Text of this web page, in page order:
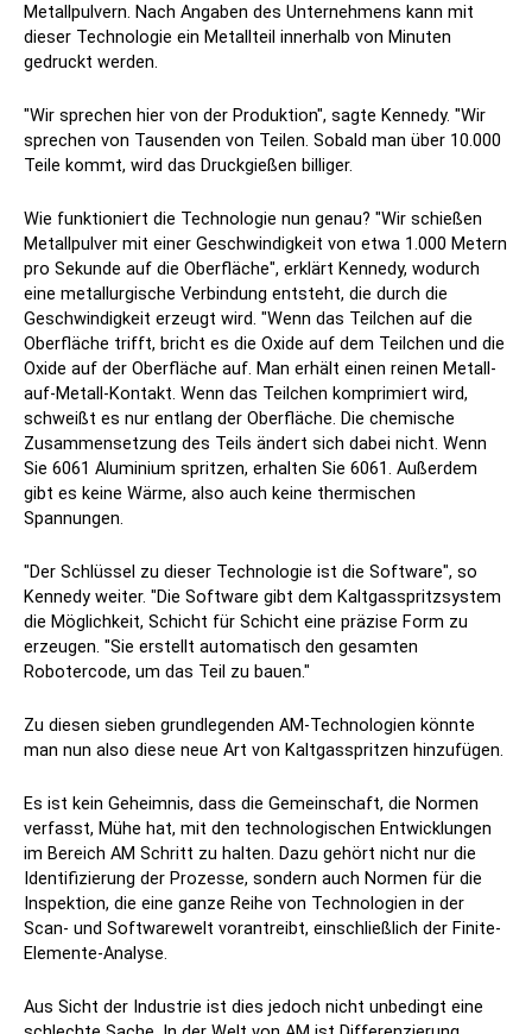
Metallpulvern. Nach Angaben des Unternehmens kann mit
dieser Technologie ein Metallteil innerhalb von Minuten
gedruckt werden.
"Wir sprechen hier von der Produktion", sagte Kennedy. "Wir
sprechen von Tausenden von Teilen. Sobald man über 10.000
Teile kommt, wird das Druckgießen billiger.
Wie funktioniert die Technologie nun genau? "Wir schießen
Metallpulver mit einer Geschwindigkeit von etwa 1.000 Metern
pro Sekunde auf die Oberfläche", erklärt Kennedy, wodurch
eine metallurgische Verbindung entsteht, die durch die
Geschwindigkeit erzeugt wird. "Wenn das Teilchen auf die
Oberfläche trifft, bricht es die Oxide auf dem Teilchen und die
Oxide auf der Oberfläche auf. Man erhält einen reinen Metall-
auf-Metall-Kontakt. Wenn das Teilchen komprimiert wird,
schweißt es nur entlang der Oberfläche. Die chemische
Zusammensetzung des Teils ändert sich dabei nicht. Wenn
Sie 6061 Aluminium spritzen, erhalten Sie 6061. Außerdem
gibt es keine Wärme, also auch keine thermischen
Spannungen.
"Der Schlüssel zu dieser Technologie ist die Software", so
Kennedy weiter. "Die Software gibt dem Kaltgasspritzsystem
die Möglichkeit, Schicht für Schicht eine präzise Form zu
erzeugen. "Sie erstellt automatisch den gesamten
Robotercode, um das Teil zu bauen."
Zu diesen sieben grundlegenden AM-Technologien könnte
man nun also diese neue Art von Kaltgasspritzen hinzufügen.
Es ist kein Geheimnis, dass die Gemeinschaft, die Normen
verfasst, Mühe hat, mit den technologischen Entwicklungen
im Bereich AM Schritt zu halten. Dazu gehört nicht nur die
Identifizierung der Prozesse, sondern auch Normen für die
Inspektion, die eine ganze Reihe von Technologien in der
Scan- und Softwarewelt vorantreibt, einschließlich der Finite-
Elemente-Analyse.
Aus Sicht der Industrie ist dies jedoch nicht unbedingt eine